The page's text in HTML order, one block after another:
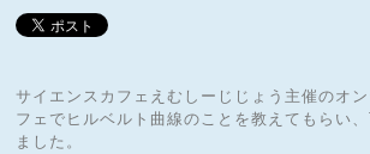
サイエンスカフェえむしーじじょう主催のオ
フェでヒルベルト曲線のことを教えてもらい
ました。